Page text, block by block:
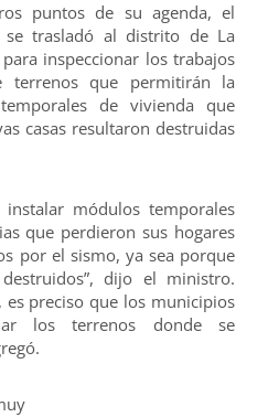
puntos de su agenda, el
se trasladó al distrito de La
inspeccionar los trabajos
terrenos que permitirán la
de vivienda que
casas resultaron destruidas
instalar módulos temporales
que perdieron sus hogares
por el sismo, ya sea porque
dijo el ministro.
es preciso que los municipios
los terrenos donde se